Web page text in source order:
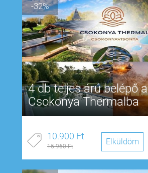
-32%
4 db teljes árú belépő a
Csokonya Thermalba
10.900 Ft
15.960 Ft Elküldöm